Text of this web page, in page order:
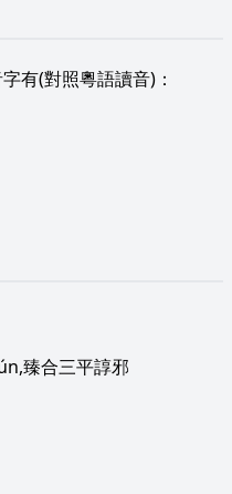
有(對照粵語讀音)：
臻合三平諄邪